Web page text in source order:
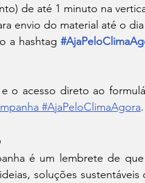
de até 1 minuto na
envio do material até o dia
a hashtag
o acesso direto ao
#AjaPeloClimaAgora.
é um lembrete de
soluções sustentáveis